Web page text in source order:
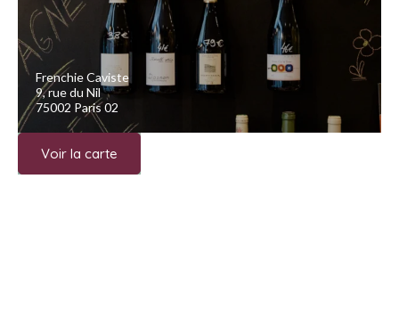
Frenchie Caviste
9, rue du Nil
75002 Paris 02
Voir la carte